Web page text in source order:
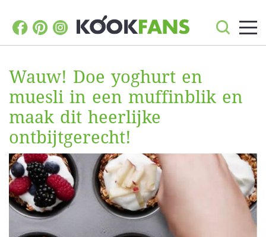
Wauw! Doe yoghurt en
muesli in een muffinblik en
maak dit heerlijke
ontbijtgerecht!